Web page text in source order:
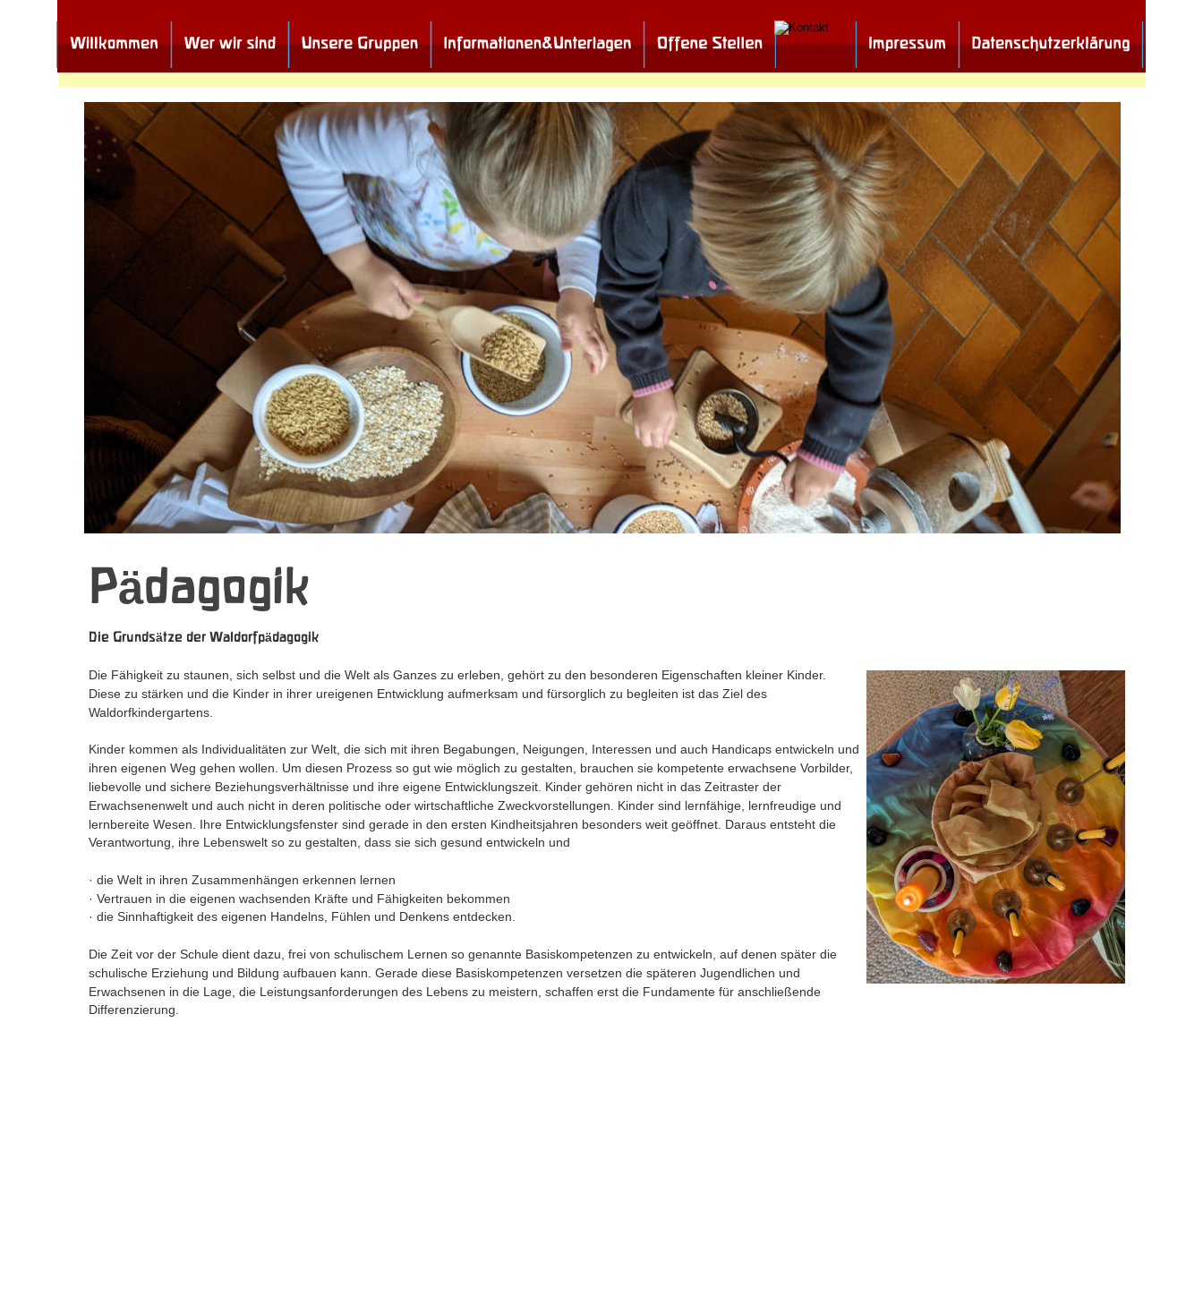
Pädagogik
Die Grundsätze der Waldorfpädagogik
Die Fähigkeit zu staunen, sich selbst und die Welt als Ganzes zu erleben, gehört zu den besonderen Eigenschaften kleiner Kinder.
Diese zu stärken und die Kinder in ihrer ureigenen Entwicklung aufmerksam und fürsorglich zu begleiten ist das Ziel des
Waldorfkindergartens.
Kinder kommen als Individualitäten zur Welt, die sich mit ihren Begabungen, Neigungen, Interessen und auch Handicaps entwickeln und
ihren eigenen Weg gehen wollen. Um diesen Prozess so gut wie möglich zu gestalten, brauchen sie kompetente erwachsene Vorbilder,
liebevolle und sichere Beziehungsverhältnisse und ihre eigene Entwicklungszeit. Kinder gehören nicht in das Zeitraster der
Erwachsenenwelt und auch nicht in deren politische oder wirtschaftliche Zweckvorstellungen. Kinder sind lernfähige, lernfreudige und
lernbereite Wesen. Ihre Entwicklungsfenster sind gerade in den ersten Kindheitsjahren besonders weit geöffnet. Daraus entsteht die
Verantwortung, ihre Lebenswelt so zu gestalten, dass sie sich gesund entwickeln und
· die Welt in ihren Zusammenhängen erkennen lernen
· Vertrauen in die eigenen wachsenden Kräfte und Fähigkeiten bekommen
· die Sinnhaftigkeit des eigenen Handelns, Fühlen und Denkens entdecken.
Die Zeit vor der Schule dient dazu, frei von schulischem Lernen so genannte Basiskompetenzen zu entwickeln, auf denen später die
schulische Erziehung und Bildung aufbauen kann. Gerade diese Basiskompetenzen versetzen die späteren Jugendlichen und
Erwachsenen in die Lage, die Leistungsanforderungen des Lebens zu meistern, schaffen erst die Fundamente für anschließende
Differenzierung.